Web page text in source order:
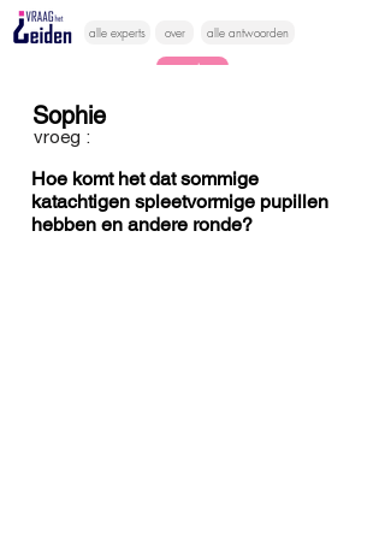
alle experts over alle antwoorden
vragen lessen
Sophie
vroeg :
Hoe komt het dat sommige
katachtigen spleetvormige pupillen
hebben en andere ronde?